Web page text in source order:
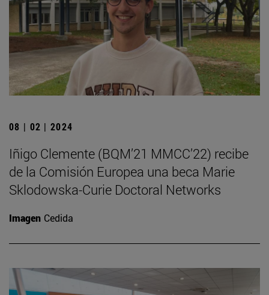
08 | 02 | 2024
Iñigo Clemente (BQM’21 MMCC’22) recibe
de la Comisión Europea una beca Marie
Sklodowska-Curie Doctoral Networks
Imagen Cedida